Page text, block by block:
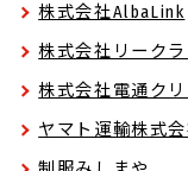
株式会社AlbaLink
株式会社リーク
株式会社電通ク
ヤマト運輸株式